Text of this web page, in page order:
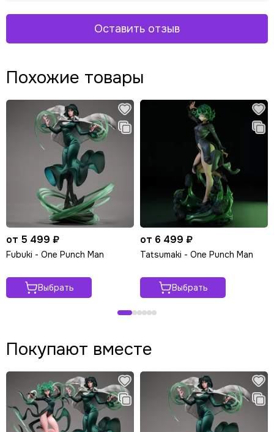
Оставить отзыв
Похожие товары
от 5 499 ₽
Fubuki - One Punch Man
Выбрать
от 6 499 ₽
Tatsumaki - One Punch Man
Выбрать
Покупают вместе